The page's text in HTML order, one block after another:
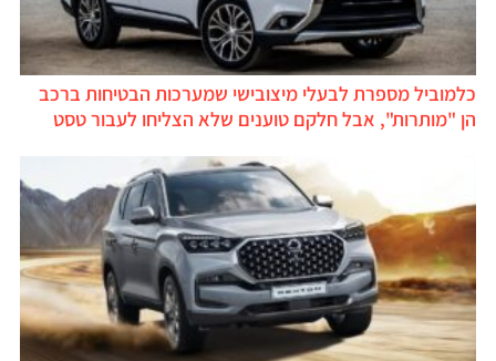
כלמוביל מספרת לבעלי מיצובישי שמערכות הבטיחות ברכב
הן "מותרות", אבל חלקם טוענים שלא הצליחו לעבור טסט